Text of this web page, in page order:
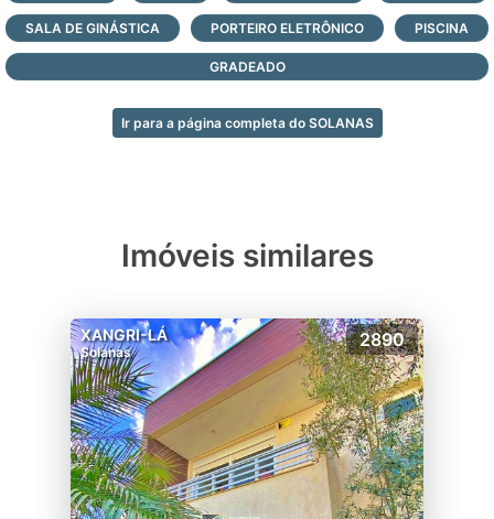
SALA DE GINÁSTICA PORTEIRO ELETRÔNICO PISCINA
GRADEADO
Ir para a página completa do SOLANAS
Imóveis similares
XANGRI-LÁ
Solanas
2890